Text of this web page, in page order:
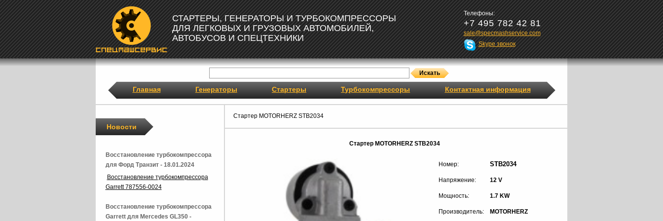
СТАРТЕРЫ, ГЕНЕРАТОРЫ И ТУРБОКОМПРЕССОРЫ
ДЛЯ ЛЕГКОВЫХ И ГРУЗОВЫХ АВТОМОБИЛЕЙ,
АВТОБУСОВ И СПЕЦТЕХНИКИ
Телефоны:
+7 495 782 42 81
sale@specmashservice.com
Skype звонок
Главная Генераторы Стартеры Турбокомпрессоры Контактная информация
Стартер MOTORHERZ STB2034
Стартер MOTORHERZ STB2034
Номер: STB2034
Напряжение: 12 V
Мощность: 1.7 KW
Производитель: MOTORHERZ
Новости
Восстановление турбокомпрессора
для Форд Транзит - 18.01.2024
Восстановление турбокомпрессора
Garrett 787556-0024
Восстановление турбокомпрессора
Garrett для Mercedes GL350 -